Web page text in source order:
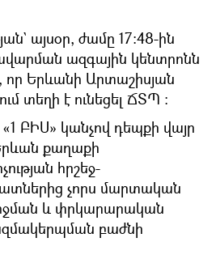
այսօր, ժամը 17։48-ին
ազգային կենտրոնն
Երևանի Արտաշիսյան
տեղի է ունեցել ՃՏՊ ։
ԲԻՍ» կանչով դեպքի վայր
քաղաքի
հրշեջ-
չորս մարտական
և փրկարարական
բաժնի